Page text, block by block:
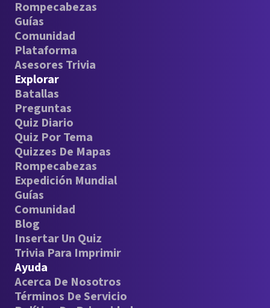
Rompecabezas
Guías
Comunidad
Plataforma
Asesores Trivia
Explorar
Batallas
Preguntas
Quiz Diario
Quiz Por Tema
Quizzes De Mapas
Rompecabezas
Expedición Mundial
Guías
Comunidad
Blog
Insertar Un Quiz
Trivia Para Imprimir
Ayuda
Acerca De Nosotros
Términos De Servicio